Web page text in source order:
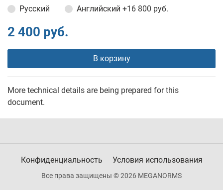
Русский
Английский +16 800 руб.
2 400 руб.
В корзину
More technical details are being prepared for this
document.
Конфиденциальность Условия использования
Все права защищены © 2026 MEGANORMS